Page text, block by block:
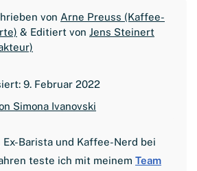
von Arne Preuss (Kaffee-
& Editiert von Jens Steinert
9. Februar 2022
Simona Ivanovski
Ex-Barista und Kaffee-Nerd bei
teste ich mit meinem Team